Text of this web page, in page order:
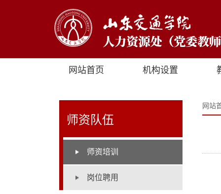
网站首页 机构设置
师资队伍
师资培训
岗位聘用
网站